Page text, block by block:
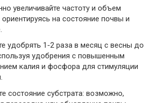
увеличивайте частоту и объем
на состояние почвы и
удобрять 1-2 раза в месяц с весны до
удобрения с повышенным
калия и фосфора для стимуляции
состояние субстрата: возможно,